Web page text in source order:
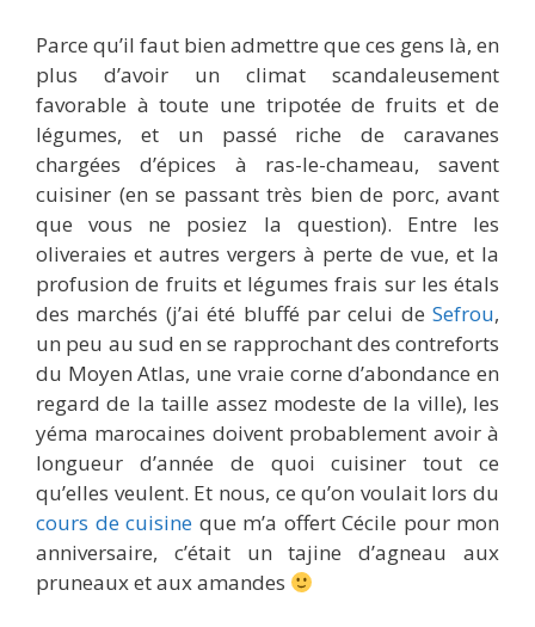
Parce qu’il faut bien admettre que ces gens là, en
plus d’avoir un climat scandaleusement
favorable à toute une tripotée de fruits et de
légumes, et un passé riche de caravanes
chargées d’épices à ras-le-chameau, savent
cuisiner (en se passant très bien de porc, avant
que vous ne posiez la question). Entre les
oliveraies et autres vergers à perte de vue, et la
profusion de fruits et légumes frais sur les étals
des marchés (j’ai été bluffé par celui de Sefrou,
un peu au sud en se rapprochant des contreforts
du Moyen Atlas, une vraie corne d’abondance en
regard de la taille assez modeste de la ville), les
yéma marocaines doivent probablement avoir à
longueur d’année de quoi cuisiner tout ce
qu’elles veulent. Et nous, ce qu’on voulait lors du
cours de cuisine que m’a offert Cécile pour mon
anniversaire, c’était un tajine d’agneau aux
pruneaux et aux amandes